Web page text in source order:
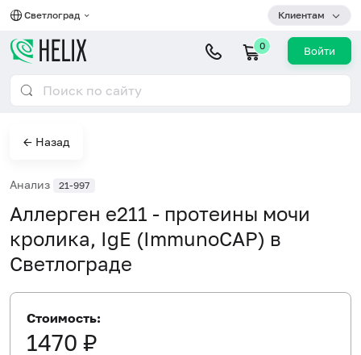
Светлоград Клиентам
0 Войти
← Назад
Анализ 21-997
Аллерген e211 - протеины мочи
кролика, IgE (ImmunoCAP) в
Светлограде
Стоимость:
1470 ₽